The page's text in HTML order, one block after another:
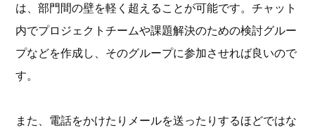
は、部門間の壁を軽く超えることが可能です。チャット
内でプロジェクトチームや課題解決のための検討グルー
プなどを作成し、そのグループに参加させれば良いので
す。
また、電話をかけたりメールを送ったりするほどではな